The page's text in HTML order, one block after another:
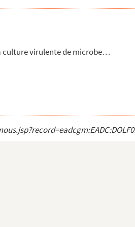
virulente de microbe…